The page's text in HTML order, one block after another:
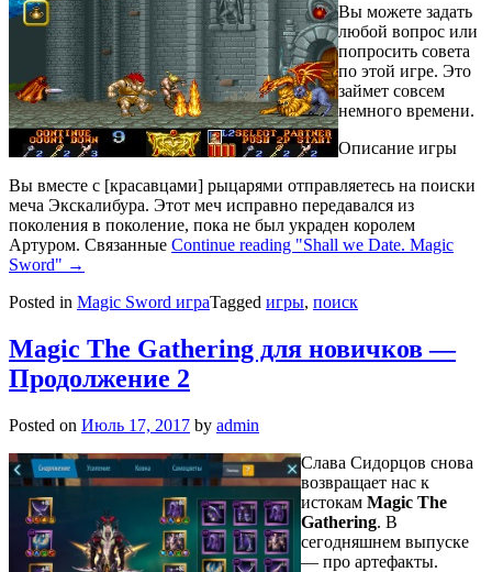
Вы можете задать
любой вопрос или
попросить совета
по этой игре. Это
займет совсем
немного времени.
Описание игры
Вы вместе с [красавцами] рыцарями отправляетесь на поиски
меча Экскалибура. Этот меч исправно передавался из
поколения в поколение, пока не был украден королем
Артуром. Связанные Continue reading "Shall we Date. Magic
Sword" →
Posted in Magic Sword играTagged игры, поиск
Magic The Gathering для новичков —
Продолжение 2
Posted on Июль 17, 2017 by admin
Слава Сидорцов снова
возвращает нас к
истокам Magic The
Gathering. В
сегодняшнем выпуске
— про артефакты.